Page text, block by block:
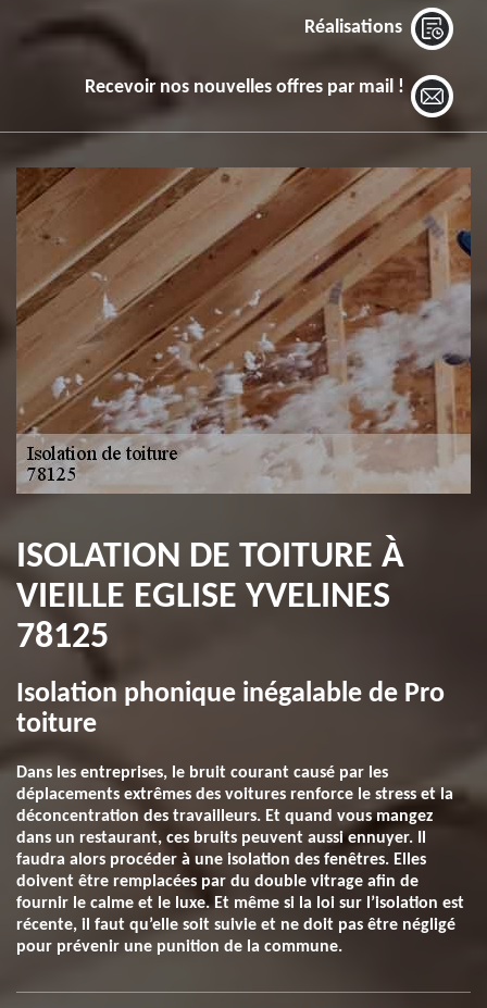
Réalisations
Recevoir nos nouvelles offres par mail !
ISOLATION DE TOITURE À
VIEILLE EGLISE YVELINES
78125
Isolation phonique inégalable de Pro
toiture
Dans les entreprises, le bruit courant causé par les
déplacements extrêmes des voitures renforce le stress et la
déconcentration des travailleurs. Et quand vous mangez
dans un restaurant, ces bruits peuvent aussi ennuyer. Il
faudra alors procéder à une isolation des fenêtres. Elles
doivent être remplacées par du double vitrage afin de
fournir le calme et le luxe. Et même si la loi sur l’isolation est
récente, il faut qu’elle soit suivie et ne doit pas être négligé
pour prévenir une punition de la commune.